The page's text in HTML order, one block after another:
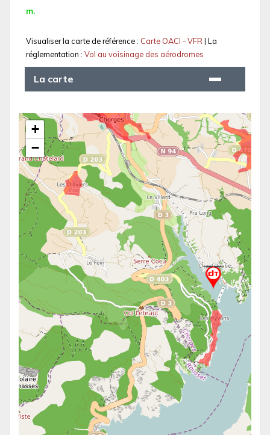
m.
Visualiser la carte de référence : Carte OACI - VFR| La
réglementation : Vol au voisinage des aérodromes
La carte